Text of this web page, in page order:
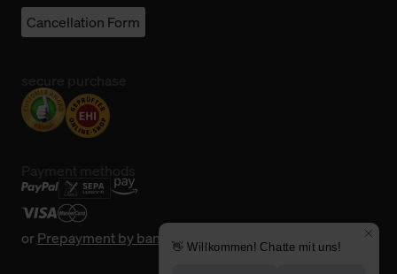
Cancellation Form
orPrepayment by bank transfer